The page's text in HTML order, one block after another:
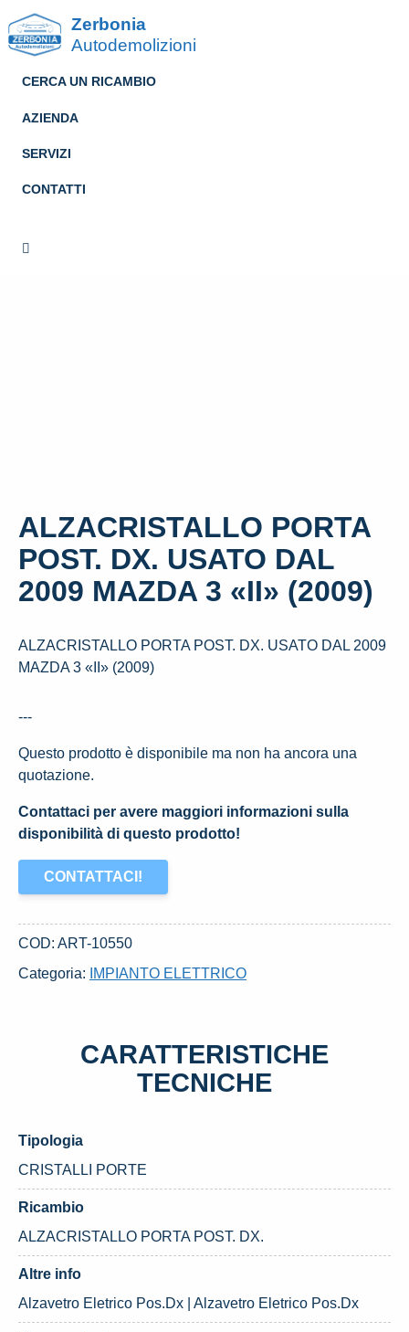
Zerbonia
Autodemolizioni
CERCA UN RICAMBIO
AZIENDA
SERVIZI
CONTATTI
ALZACRISTALLO PORTA
POST. DX. USATO DAL
2009 MAZDA 3 «II» (2009)
ALZACRISTALLO PORTA POST. DX. USATO DAL 2009
MAZDA 3 «II» (2009)
---
Questo prodotto è disponibile ma non ha ancora una
quotazione.
Contattaci per avere maggiori informazioni sulla
disponibilità di questo prodotto!
CONTATTACI!
COD: ART-10550
Categoria:
IMPIANTO ELETTRICO
CARATTERISTICHE
TECNICHE
Tipologia
CRISTALLI PORTE
Ricambio
ALZACRISTALLO PORTA POST. DX.
Altre info
Alzavetro Eletrico Pos.Dx | Alzavetro Eletrico Pos.Dx